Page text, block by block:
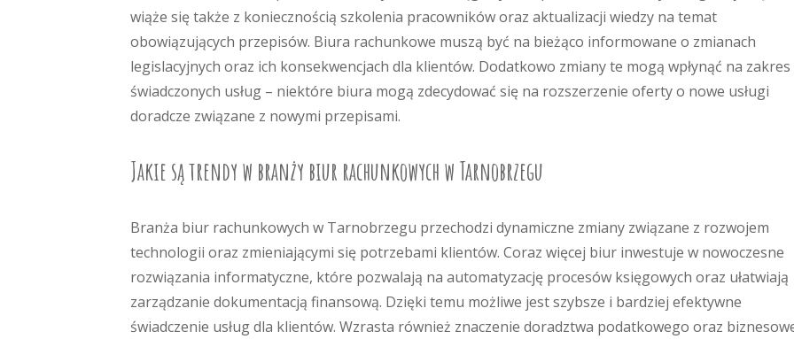
wiąże się także z koniecznością szkolenia pracowników oraz aktualizacji wiedzy na temat
obowiązujących przepisów. Biura rachunkowe muszą być na bieżąco informowane o zmianach
legislacyjnych oraz ich konsekwencjach dla klientów. Dodatkowo zmiany te mogą wpłynąć na zakres
świadczonych usług – niektóre biura mogą zdecydować się na rozszerzenie oferty o nowe usługi
doradcze związane z nowymi przepisami.
Jakie są trendy w branży biur rachunkowych w Tarnobrzegu
Branża biur rachunkowych w Tarnobrzegu przechodzi dynamiczne zmiany związane z rozwojem
technologii oraz zmieniającymi się potrzebami klientów. Coraz więcej biur inwestuje w nowoczesne
rozwiązania informatyczne, które pozwalają na automatyzację procesów księgowych oraz ułatwiają
zarządzanie dokumentacją finansową. Dzięki temu możliwe jest szybsze i bardziej efektywne
świadczenie usług dla klientów. Wzrasta również znaczenie doradztwa podatkowego oraz